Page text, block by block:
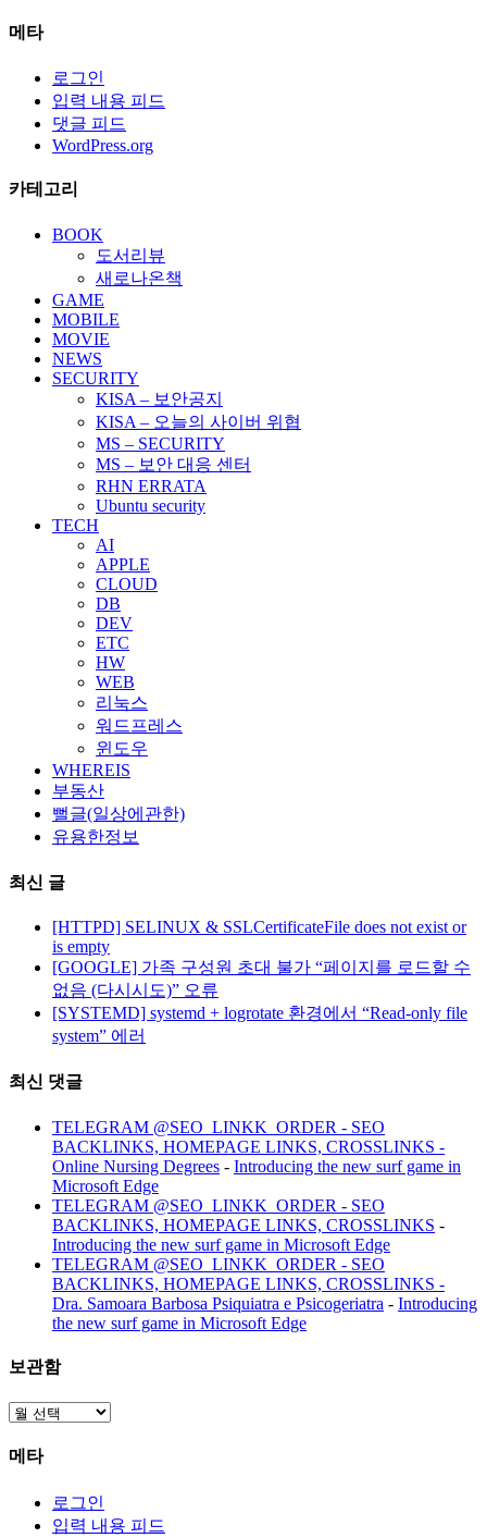
메타
로그인
입력 내용 피드
댓글 피드
WordPress.org
카테고리
BOOK
도서리뷰
새로나온책
GAME
MOBILE
MOVIE
NEWS
SECURITY
KISA – 보안공지
KISA – 오늘의 사이버 위협
MS – SECURITY
MS – 보안 대응 센터
RHN ERRATA
Ubuntu security
TECH
AI
APPLE
CLOUD
DB
DEV
ETC
HW
WEB
리눅스
워드프레스
윈도우
WHEREIS
부동산
뻘글(일상에관한)
유용한정보
최신 글
[HTTPD] SELINUX & SSLCertificateFile does not exist or
is empty
[GOOGLE] 가족 구성원 초대 불가 “페이지를 로드할 수
없음 (다시시도)” 오류
[SYSTEMD] systemd + logrotate 환경에서 “Read-only file
system” 에러
최신 댓글
TELEGRAM @SEO_LINKK_ORDER - SEO
BACKLINKS, HOMEPAGE LINKS, CROSSLINKS -
Online Nursing Degrees - Introducing the new surf game in
Microsoft Edge
TELEGRAM @SEO_LINKK_ORDER - SEO
BACKLINKS, HOMEPAGE LINKS, CROSSLINKS -
Introducing the new surf game in Microsoft Edge
TELEGRAM @SEO_LINKK_ORDER - SEO
BACKLINKS, HOMEPAGE LINKS, CROSSLINKS -
Dra. Samoara Barbosa Psiquiatra e Psicogeriatra - Introducing
the new surf game in Microsoft Edge
보관함
보
함
메타
로그인
입력 내용 피드